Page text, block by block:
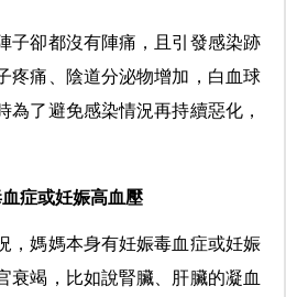
子卻都沒有陣痛，且引發感染跡
疼痛、陰道分泌物增加，白血球
為了避免感染情況再持續惡化，
症或妊娠高血壓
，媽媽本身有妊娠毒血症或妊娠
衰竭，比如說腎臟、肝臟的凝血